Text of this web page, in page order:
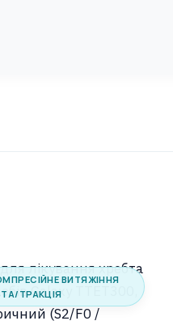
ВИТЯЖІННЯ
ТРАКЦІЯ